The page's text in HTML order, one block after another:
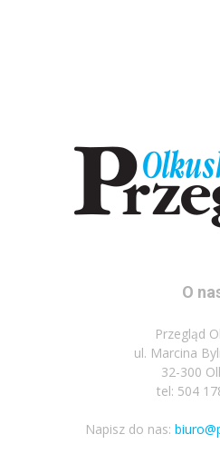
O
Przegląd
ul. Marcina
32-300
tel: 504
Napisz do nas: